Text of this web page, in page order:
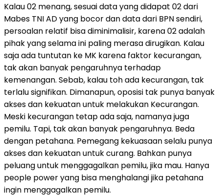
Kalau 02 menang, sesuai data yang didapat 02 dari
Mabes TNI AD yang bocor dan data dari BPN sendiri,
persoalan relatif bisa diminimalisir, karena 02 adalah
pihak yang selama ini paling merasa dirugikan. Kalau
saja ada tuntutan ke MK karena faktor kecurangan,
tak akan banyak pengaruhnya terhadap
kemenangan. Sebab, kalau toh ada kecurangan, tak
terlalu signifikan. Dimanapun, oposisi tak punya banyak
akses dan kekuatan untuk melakukan Kecurangan.
Meski kecurangan tetap ada saja, namanya juga
pemilu. Tapi, tak akan banyak pengaruhnya. Beda
dengan petahana. Pemegang kekuasaan selalu punya
akses dan kekuatan untuk curang. Bahkan punya
peluang untuk menggagalkan pemilu, jika mau. Hanya
people power yang bisa menghalangi jika petahana
ingin menggagalkan pemilu.